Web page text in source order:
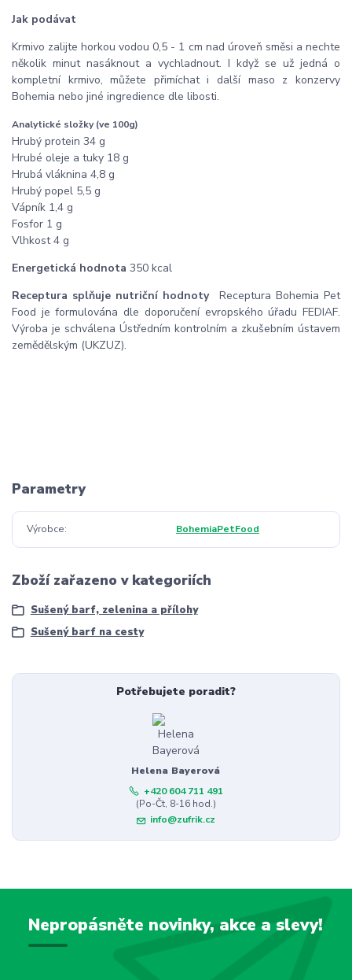
Jak podávat
Krmivo zalijte horkou vodou 0,5 - 1 cm nad úroveň směsi a nechte
několik minut nasáknout a vychladnout. I když se už jedná o
kompletní krmivo, můžete přimíchat i další maso z konzervy
Bohemia nebo jiné ingredience dle libosti.
Analytické složky (ve 100g)
Hrubý protein 34 g
Hrubé oleje a tuky 18 g
Hrubá vláknina 4,8 g
Hrubý popel 5,5 g
Vápník 1,4 g
Fosfor 1 g
Vlhkost 4 g
Energetická hodnota 350 kcal
Receptura splňuje nutriční hodnoty Receptura Bohemia Pet
Food je formulována dle doporučení evropského úřadu FEDIAF.
Výroba je schválena Ústředním kontrolním a zkušebním ústavem
zemědělským (UKZUZ).
Parametry
Výrobce BohemiaPetFood
Zboží zařazeno v kategoriích
Sušený barf, zelenina a přílohy
Sušený barf na cesty
Potřebujete poradit?
Helena Bayerová
+420 604 711 491
(Po-Čt, 8-16 hod.)
info@zufrik.cz
Nepropásněte novinky, akce a slevy!